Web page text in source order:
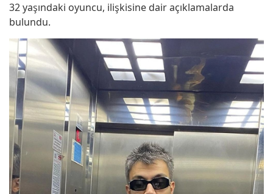
32 yaşındaki oyuncu, ilişkisine dair açıklamalarda
bulundu.